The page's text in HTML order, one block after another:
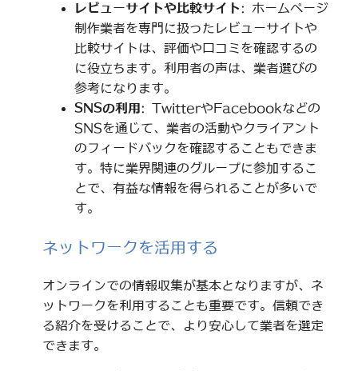
レビューサイトや比較サイト: ホームページ
制作業者を専門に扱ったレビューサイトや
比較サイトは、評価や口コミを確認するの
に役立ちます。利用者の声は、業者選びの
参考になります。
SNSの利用 : TwitterやFacebookなどの
SNSを通じて、業者の活動やクライアント
のフィードバックを確認することもできま
す。特に業界関連のグループに参加するこ
とで、有益な情報を得られることが多いで
す。
ネットワークを活用する
オンラインでの情報収集が基本となりますが、ネ
ットワークを利用することも重要です。信頼でき
る紹介を受けることで、より安心して業者を選定
できます。